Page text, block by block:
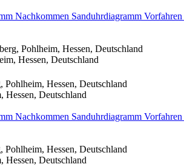
Nachkommen Sanduhrdiagramm Vorfahren
Pohlheim, Hessen, Deutschland
Hessen, Deutschland
Pohlheim, Hessen, Deutschland
Hessen, Deutschland
Nachkommen Sanduhrdiagramm Vorfahren
Pohlheim, Hessen, Deutschland
Hessen, Deutschland